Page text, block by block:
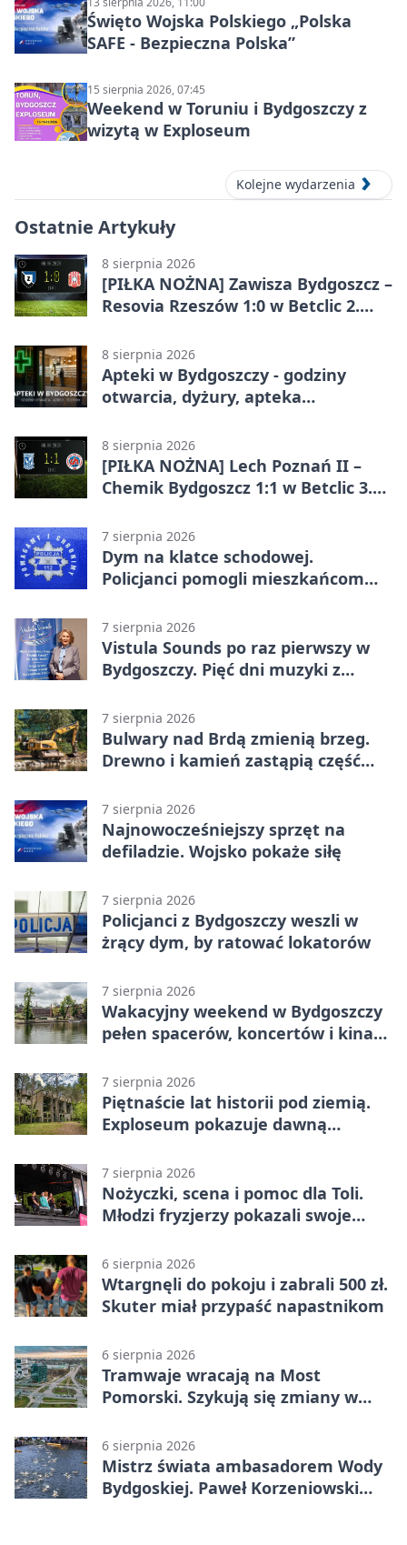
Święto Wojska Polskiego „Polska
SAFE - Bezpieczna Polska”
15 sierpnia 2026, 07:45
Weekend w Toruniu i Bydgoszczy z
wizytą w Exploseum
Kolejne wydarzenia
Ostatnie Artykuły
8 sierpnia 2026
[PIŁKA NOŻNA] Zawisza Bydgoszcz –
Resovia Rzeszów 1:0 w Betclic 2.
8 sierpnia 2026
Apteki w Bydgoszczy - godziny
otwarcia, dyżury, apteka
8 sierpnia 2026
[PIŁKA NOŻNA] Lech Poznań II –
Chemik Bydgoszcz 1:1 w Betclic 3.
Bydgoszczanie wywieźli punkt z
Wronek
7 sierpnia 2026
Dym na klatce schodowej.
Policjanci pomogli mieszkańcom
7 sierpnia 2026
Vistula Sounds po raz pierwszy w
Bydgoszczy. Pięć dni muzyki z
7 sierpnia 2026
Bulwary nad Brdą zmienią brzeg.
Drewno i kamień zastąpią część
7 sierpnia 2026
Najnowocześniejszy sprzęt na
defiladzie. Wojsko pokaże siłę
7 sierpnia 2026
Policjanci z Bydgoszczy weszli w
żrący dym, by ratować lokatorów
7 sierpnia 2026
Wakacyjny weekend w Bydgoszczy
pełen spacerów, koncertów i kina
7 sierpnia 2026
Piętnaście lat historii pod ziemią.
Exploseum pokazuje dawną
7 sierpnia 2026
Nożyczki, scena i pomoc dla Toli.
Młodzi fryzjerzy pokazali swoje
6 sierpnia 2026
Wtargnęli do pokoju i zabrali 500 zł.
Skuter miał przypaść napastnikom
6 sierpnia 2026
Tramwaje wracają na Most
Pomorski. Szykują się zmiany w
6 sierpnia 2026
Mistrz świata ambasadorem Wody
Bydgoskiej. Paweł Korzeniowski